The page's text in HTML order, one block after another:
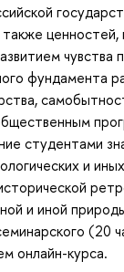
фундамента
студентами
и
и иной
(20
онлайн-курса.